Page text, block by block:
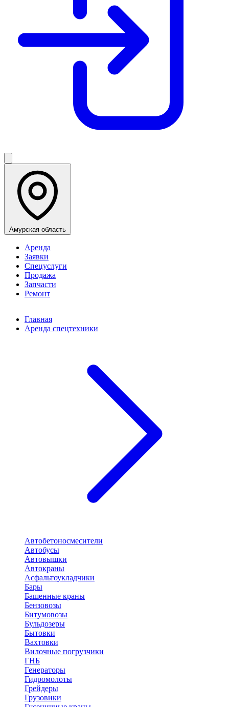
Амурская область
Аренда
Заявки
Спецуслуги
Продажа
Запчасти
Ремонт
Главная
Аренда спецтехники
Автобетоносмесители
Автобусы
Автовышки
Автокраны
Асфальтоукладчики
Бары
Башенные краны
Бензовозы
Битумовозы
Бульдозеры
Бытовки
Вахтовки
Вилочные погрузчики
ГНБ
Генераторы
Гидромолоты
Грейдеры
Грузовики